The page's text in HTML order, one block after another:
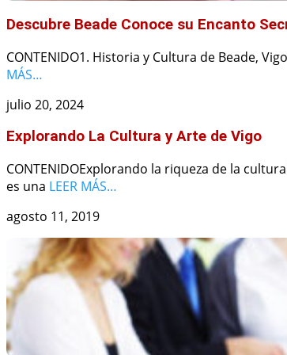
Descubre Beade Conoce su Encanto
CONTENIDO1. Historia y Cultura de Beade,
MÁS…
julio 20, 2024
Explorando La Cultura y Arte de Vigo
CONTENIDOExplorando la riqueza de la
es una LEER MÁS…
agosto 11, 2019